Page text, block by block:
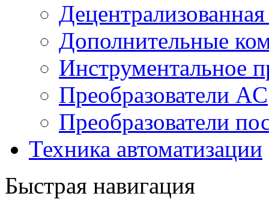
Дополнительные
Инструментальное
Преобразователи AC
Преобразователи
Техника автоматизации
Быстрая навигация